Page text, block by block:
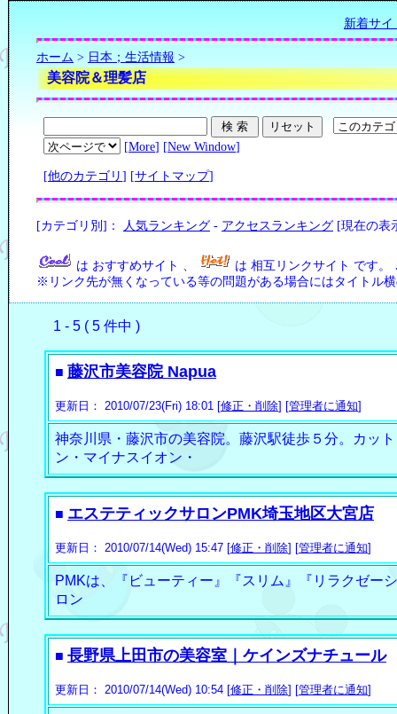
新着サイ
ホーム > 日本；生活情報 >
美容院＆理髪店
[More] [New Window]
[他のカテゴリ ] [サイトマップ]
[カテゴリ別]： 人気ランキング - アクセスランキング [現在の表
は おすすめサイト 、 は 相互リンクサイト です。
※リンク先が無くなっている等の問題がある場合にはタイトル
1 - 5 ( 5 件中 )
■ 藤沢市美容院 Napua
更新日： 2010/07/23(Fri) 18:01 [修正・削除] [管理者に通知]
神奈川県・藤沢市の美容院。藤沢駅徒歩５分。カッ
ン・マイナスイオン・
■ エステティックサロンPMK埼玉地区大宮店
更新日： 2010/07/14(Wed) 15:47 [修正・削除] [管理者に通知]
PMKは、『ビューティー』『スリム』『リラクゼー
ロン
■ 長野県上田市の美容室｜ケインズナチュール
更新日： 2010/07/14(Wed) 10:54 [修正・削除] [管理者に通知]